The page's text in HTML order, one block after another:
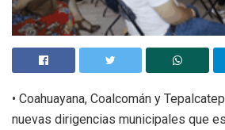
• Coahuayana, Coalcomán y
nuevas dirigencias municipales que